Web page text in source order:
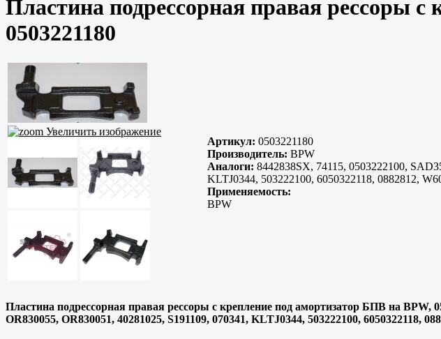
Пластина подрессорная правая рессоры
0503221180
Увеличить изображение
Артикул: 0503221180
Производитель: BPW
Аналоги: 8442838SX, 74115, 0503222100,
KLTJ0344, 503222100, 6050322118, 0882812,
Применяемость:
BPW
Пластина подрессорная правая рессоры с крепление под амортизатор БПВ на BPW,
OR830055, OR830051, 40281025, S191109, 070341, KLTJ0344, 503222100, 6050322118,